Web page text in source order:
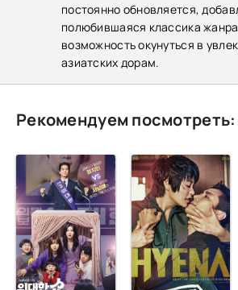
постоянно обновляется,
полюбившаяся классика
возможность окунуться в
азиатских дорам.
Рекомендуем посмотреть: